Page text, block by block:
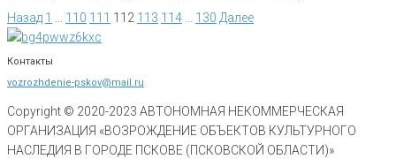
Назад 1 110 111 112 113 114 130 Далее
Контакты
vozrozhdenie-pskov@mail.ru
Copyright © 2020-2023 АВТОНОМНАЯ НЕКОММЕРЧЕСКАЯ
ОРГАНИЗАЦИЯ «ВОЗРОЖДЕНИЕ ОБЪЕКТОВ КУЛЬТУРНОГО
НАСЛЕДИЯ В ГОРОДЕ ПСКОВЕ (ПСКОВСКОЙ ОБЛАСТИ)»